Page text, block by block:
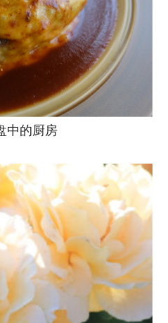
中的厨房